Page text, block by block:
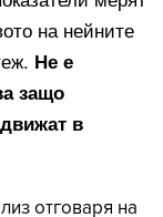
на нейните
Не е
защо
в
отговаря на